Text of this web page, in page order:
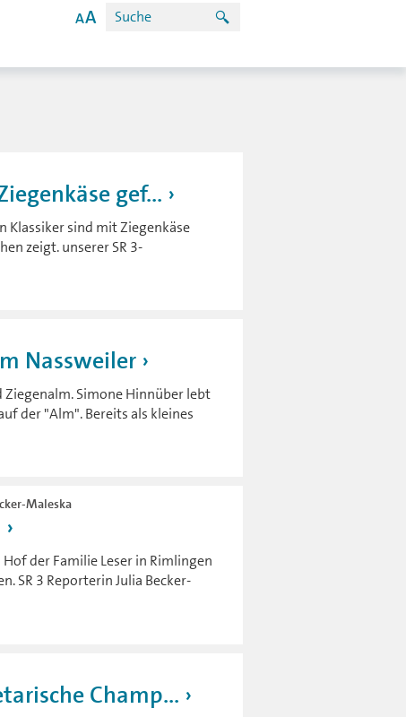
gef...
Klassiker sind mit Ziegenkäse
zeigt. unserer SR 3-
Nassweiler
Ziegenalm. Simone Hinnüber lebt
der "Alm". Bereits als kleines
Maleska
der Familie Leser in Rimlingen
SR 3 Reporterin Julia Becker-
Champ...